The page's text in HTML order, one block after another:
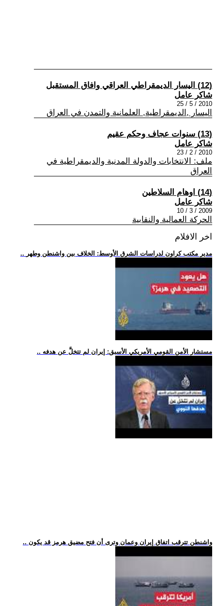
(12) اليسار الديمقراطي العراقي وافاق المستقبل
شاكر عامل
2010 / 5 / 25
اليسار ,الديمقراطية, العلمانية والتمدن في العراق
(13) سنوات عجاف وحكم عقيم
شاكر عامل
2010 / 2 / 23
ملف: الانتخابات والدولة المدنية والديمقراطية في
العراق
(14) اوهام السلاطين
شاكر عامل
2009 / 3 / 10
الحركة العمالية والنقابية
اخر الافلام
.. مدير مكتب كراون لدراسات الشرق الأوسط: الخلاف بين واشنطن وطهر
.. مستشار الأمن القومي الأمريكي الأسبق: إيران لم تتخلَّ عن هدفه
.. واشنطن تترقب اتفاق إيران وعمان وترى أن فتح مضيق هرمز قد يكون